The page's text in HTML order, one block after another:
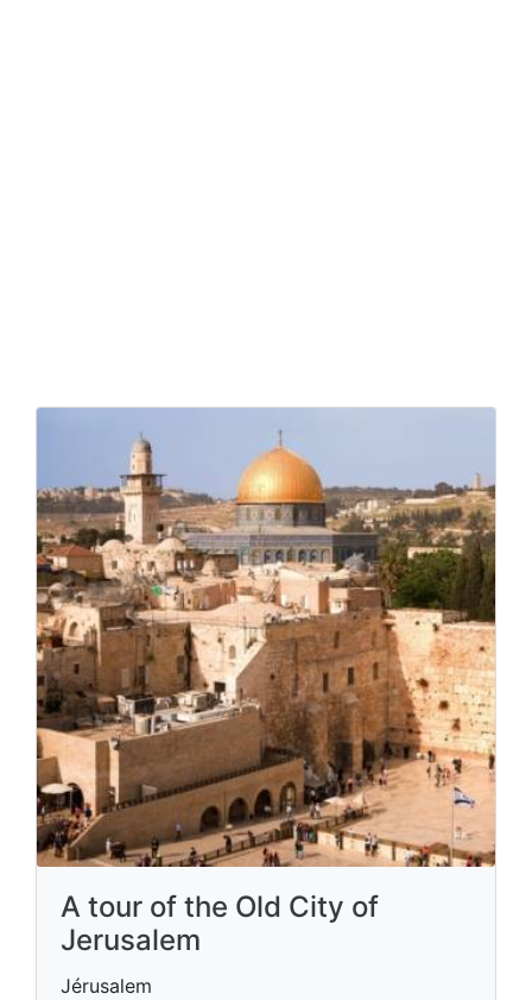
A tour of the Old City of
Jerusalem
Jérusalem